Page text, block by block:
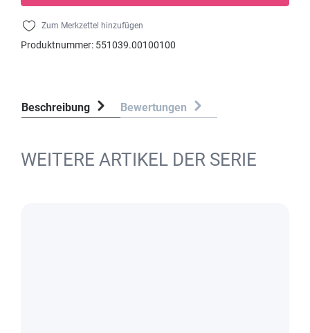
Zum Merkzettel hinzufügen
Produktnummer: 551039.00100100
Beschreibung Bewertungen
WEITERE ARTIKEL DER SERIE